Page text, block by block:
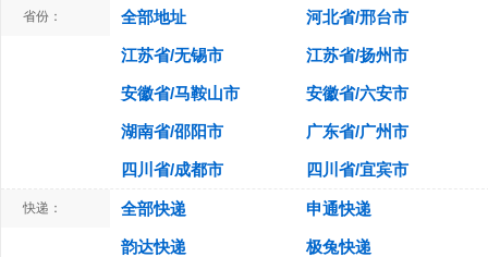
省份： 全部地址 河北省/邢台市
江苏省/无锡市 江苏省/扬州市
安徽省/马鞍山市 安徽省/六安市
湖南省/邵阳市 广东省/广州市
四川省/成都市 四川省/宜宾市
快递： 全部快递 申通快递
韵达快递 极兔快递